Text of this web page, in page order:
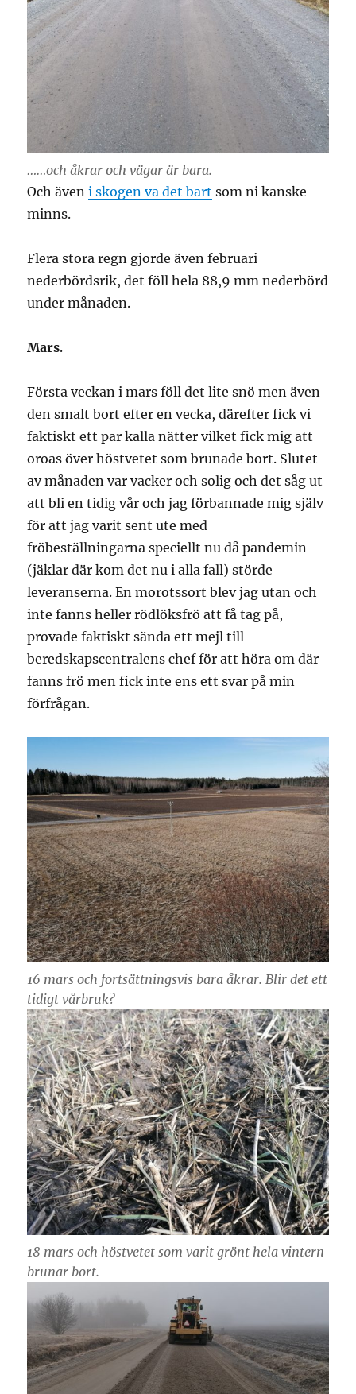
……och åkrar och vägar är bara.
Och äveni skogen va det bart som ni kanske
minns.
Flera stora regn gjorde även februari
nederbördsrik, det föll hela 88,9 mm nederbörd
under månaden.
Mars.
Första veckan i mars föll det lite snö men även
den smalt bort efter en vecka, därefter fick vi
faktiskt ett par kalla nätter vilket fick mig att
oroas över höstvetet som brunade bort. Slutet
av månaden var vacker och solig och det såg ut
att bli en tidig vår och jag förbannade mig själv
för att jag varit sent ute med
fröbeställningarna speciellt nu då pandemin
(jäklar där kom det nu i alla fall) störde
leveranserna. En morotssort blev jag utan och
inte fanns heller rödlöksfrö att få tag på,
provade faktiskt sända ett mejl till
beredskapscentralens chef för att höra om där
fanns frö men fick inte ens ett svar på min
förfrågan.
16 mars och fortsättningsvis bara åkrar. Blir det ett
tidigt vårbruk?
18 mars och höstvetet som varit grönt hela vintern
brunar bort.